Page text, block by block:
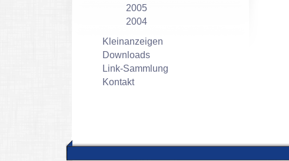
2005
2004
Kleinanzeigen
Downloads
Link-Sammlung
Kontakt